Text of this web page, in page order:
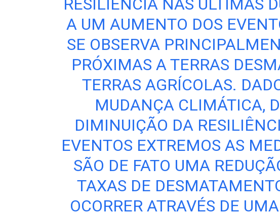
RESILIÊNCIA NAS ÚLTIMAS
A UM AUMENTO DOS
SE OBSERVA
PRÓXIMAS A TERRAS
TERRAS AGRÍCOLAS.
MUDANÇA CLIMÁTICA,
DIMINUIÇÃO DA
EVENTOS EXTREMOS AS
SÃO DE FATO UMA
TAXAS DE
OCORRER ATRAVÉS DE